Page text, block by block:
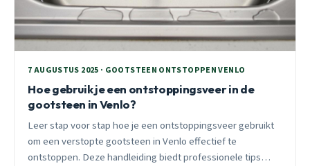
7 AUGUSTUS 2025 · GOOTSTEEN ONTSTOPPEN VENLO
Hoe gebruik je een ontstoppingsveer in de
gootsteen in Venlo?
Leer stap voor stap hoe je een ontstoppingsveer gebruikt
om een verstopte gootsteen in Venlo effectief te
ontstoppen. Deze handleiding biedt professionele tips